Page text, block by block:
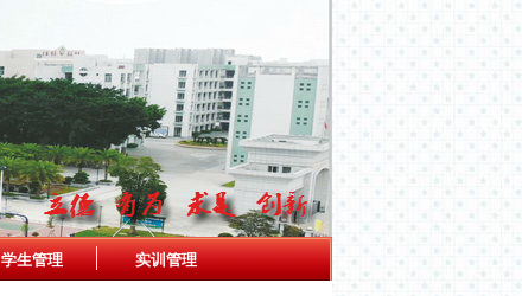
学生管理 实训管理